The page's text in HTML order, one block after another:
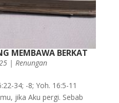
MEMBAWA BERKAT
| Renungan
34; -8; Yoh. 16:5-11
jika Aku pergi. Sebab